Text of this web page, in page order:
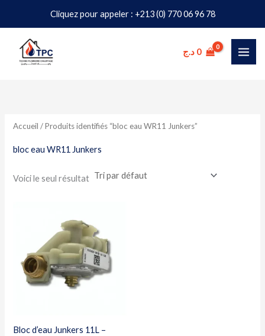
Cliquez pour appeler : +213 (0) 770 06 96 78
contenu
0 د.ج
Accueil / Produits identifiés “bloc eau WR11 Junkers”
bloc eau WR11 Junkers
Voici le seul résultat
Bloc d’eau Junkers 11L –